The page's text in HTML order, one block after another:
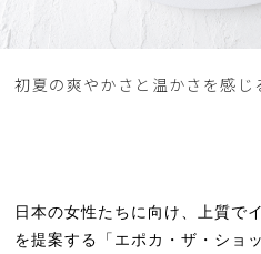
初夏の爽やかさと温かさを感じ
日本の女性たちに向け、上質で
を提案する「エポカ・ザ・ショ